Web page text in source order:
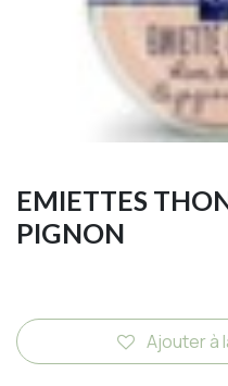
EMIETTES
PIGNON
Ajouter à